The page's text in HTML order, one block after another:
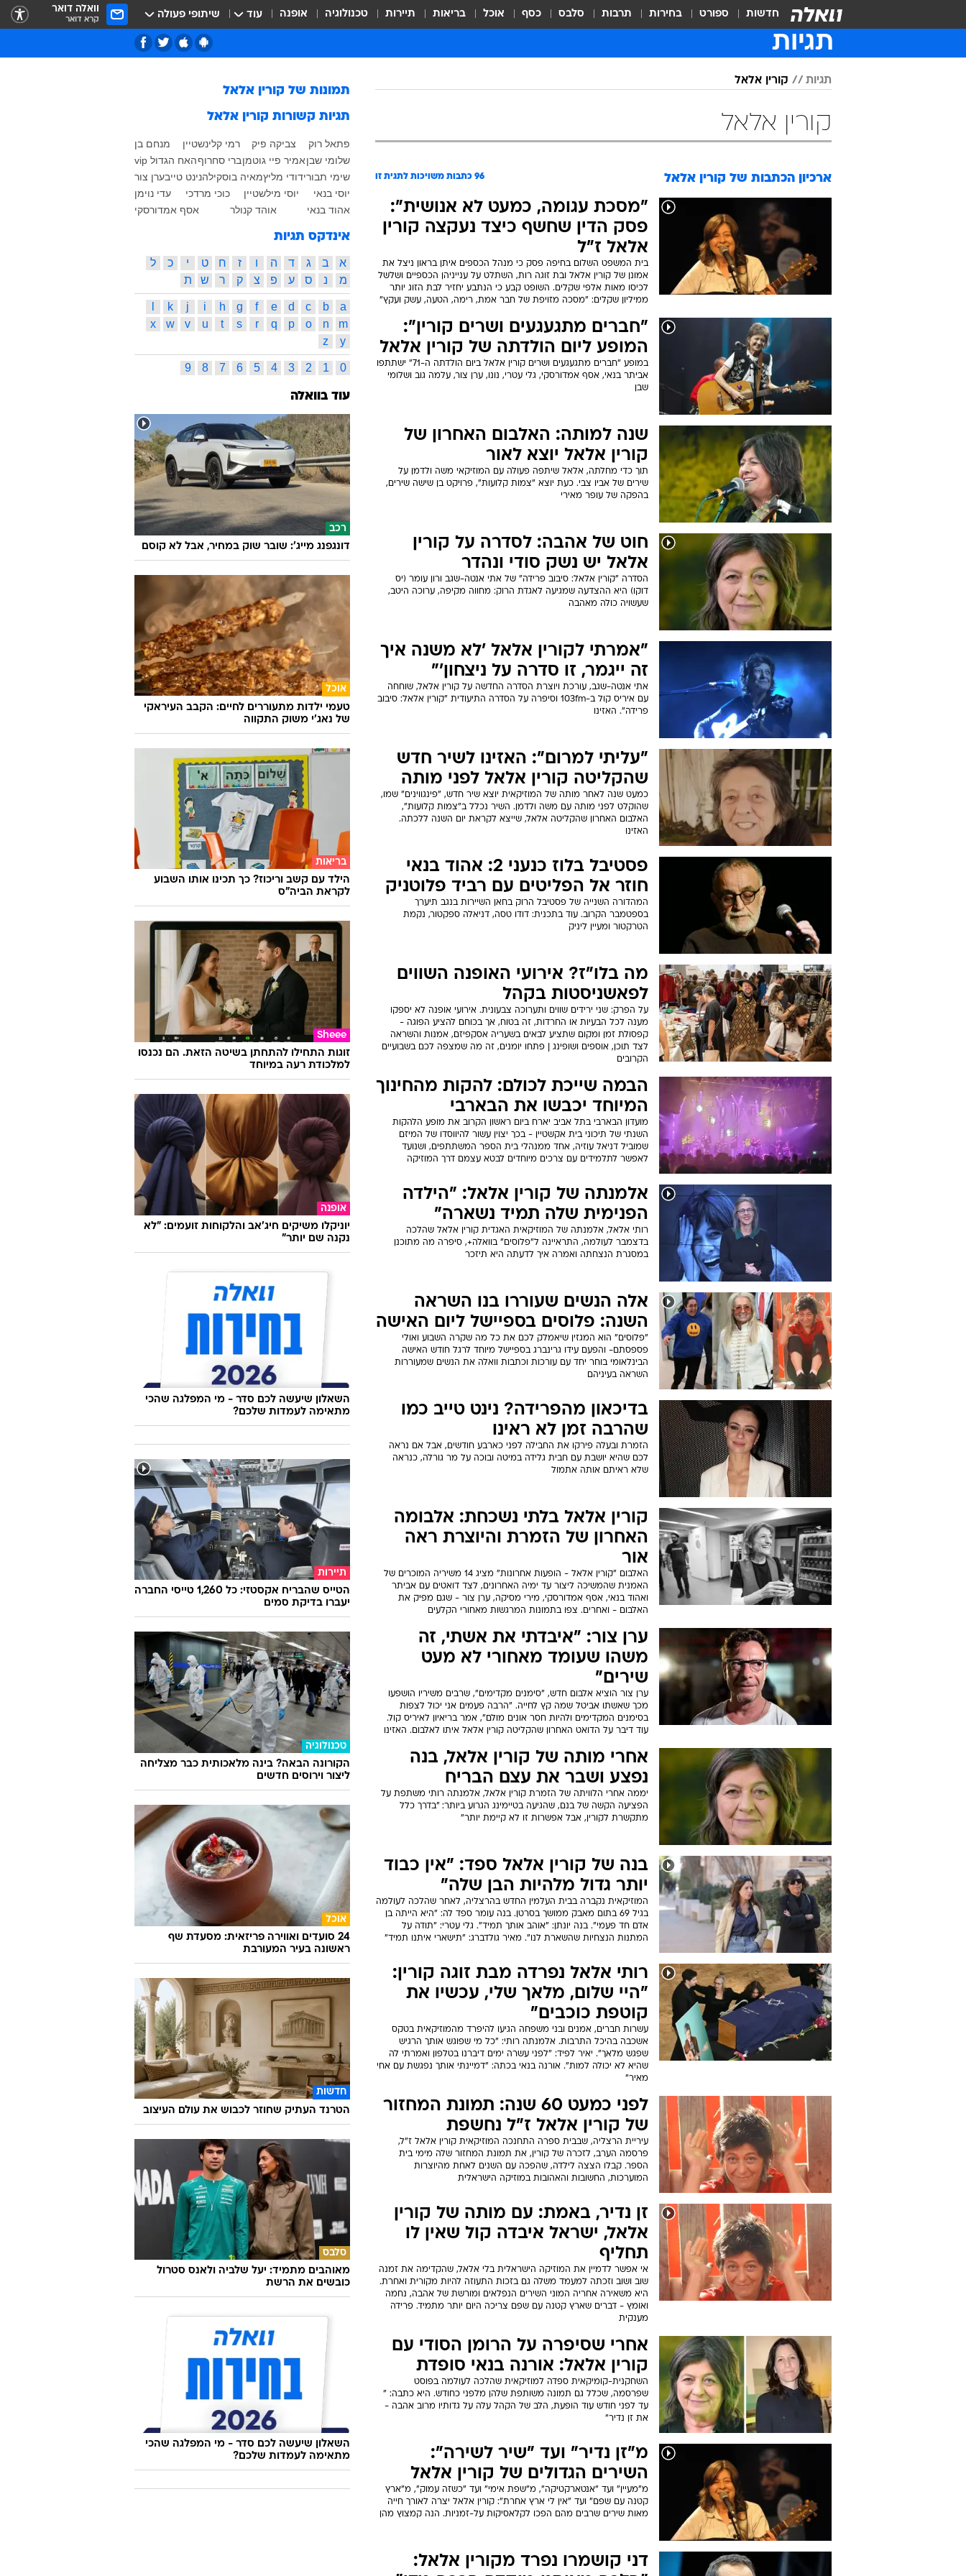
חדשות ספורט בחירות תרבות סלבס כסף אוכל בריאות תיירות טכנולוגיה אופנה עוד שיתופי פעולה וואלה דואר
קרא דואר
תגיות
תגיות קורין אלאל
קורין אלאל
ארכיון הכתבות של קורין אלאל 96 כתבות משויכות לתגית זו
"מסכת עגומה, כמעט לא אנושית":
פסק הדין שחשף כיצד נעקצה קורין
אלאל ז"ל
בית המשפט השלום בחיפה פסק כי מנהל הכספים איתן בראון ניצל את
אמונן של קורין אלאל ובת זוגה רות, השתלט על ענייניהן הכספיים ושלשל
לכיסו מאות אלפי שקלים. השופט קבע כי הנתבע יחזיר לבת הזוג יותר
ממיליון שקלים: "מסכה מזויפת של חבר אמת, רימה, הטעה, עשק ועקץ"
"חברים מתגעגעים ושרים קורין":
המופע ליום הולדתה של קורין אלאל
במופע "חברים מתגעגעים ושרים קורין אלאל ביום הולדתה ה-71" ישתתפו
אביתר בנאי, אסף אמדורסקי, גלי עטרי, נונו, ערן צור, עלמה גוב ושלומי
שבן
שנה למותה: האלבום האחרון של
קורין אלאל יוצא לאור
תוך כדי מחלתה, אלאל שיתפה פעולה עם המוזיקאי משה ולדמן על
שירים של אביו צבי. כעת יוצא "צמות קלועות", פרויקט בן שישה שירים,
בהפקה של עופר מאירי
חוט של אהבה: לסדרה על קורין
אלאל יש נשק סודי ונהדר
הסדרה "קורין אלאל: סיבוב פרידה" של אתי אנטה-שגב ורון עומר (יס
דוקו) היא ההצדעה שמגיעה לאגדת הרוק: מחווה מקיפה, ערוכה היטב,
שעשויה כולה מאהבה
"אמרתי לקורין אלאל 'לא משנה איך
זה ייגמר, זו סדרה על ניצחון'"
אתי אנטה-שגב, עורכת ויוצרת הסדרה החדשה על קורין אלאל, שוחחה
עם איריס קול ב-103fm וסיפרה על הסדרה התיעודית "קורין אלאל: סיבוב
פרידה". האזינו
"עליתי למרום": האזינו לשיר חדש
שהקליטה קורין אלאל לפני מותה
כמעט שנה לאחר מותה של המוזיקאית יוצא שיר חדש, "פינגווינים" שמו,
שהוקלט לפני מותה עם משה ולדמן. השיר נכלל ב"צמות קלועות",
האלבום האחרון שהקליטה אלאל, שייצא לקראת יום השנה ללכתה.
האזינו
פסטיבל בלוז כנעני 2: אהוד בנאי
חוזר אל הפליטים עם רביד פלוטניק
המהדורה השנייה של פסטיבל הרוק בחאן השיירות בנגב תיערך
בספטמבר הקרוב. עוד בתכנית: דודו טסה, דניאלה ספקטור, נקמת
הטרקטור ומעיין ליניק
מה בלו"ז? אירועי האופנה השווים
לפאשניסטות בקהל
על הפרק: שני ירידים שווים ותערוכה צבעונית. אירועי אופנה לא יספקו
מענה לכל הבעיות או החרדות, זה בטוח, אך בכוחם להציע הפוגה -
קפסולת זמן ומקום שתציע לבאים בשעריה אסקפיזם, אמנות והשראה
לצד תוכן, אוספים ושופינג | פתחו יומנים, זה מה שמצפה לכם בשבועיים
הקרובים
הבמה שייכת לכולם: להקות מהחינוך
המיוחד יכבשו את הבארבי
מועדון הבארבי בתל אביב יארח ביום ראשון הקרוב את מופע הלהקות
השנתי של תיכוני בית אקשטיין - בכך יצוין עשור להיווסדו של המיזם
שמוביל דניאל עוזיה, אחד ממנהלי בית הספר המשתתפים, ושנועד
לאפשר לתלמידים עם צרכים מיוחדים לבטא עצמם דרך המוזיקה
אלמנתה של קורין אלאל: "הילדה
הפנימית שלה תמיד נשארה"
רותי אלאל, אלמנתה של המוזיקאית האגדית קורין אלאל שהלכה
בדצמבר לעולמה, התראיינה ל"פלוסים" בוואלה+, סיפרה מה מתוכנן
במסגרת הנצחתה ואמרה איך לדעתה היא תיזכר
אלה הנשים שעוררו בנו השראה
השנה: פלוסים בספיישל ליום האישה
"פלוסים" הוא המגזין שיאמלק לכם את כל מה שקרה השבוע ואולי
פספסתם- והפעם עידו גרינברג בספיישל מיוחד לרגל חודש האישה
הבינלאומי בוחר יחד עם עורכות וכתבות וואלה את הנשים שמעוררות
השראה בעיניהם
בדיכאון מהפרידה? נינט טייב כמו
שהרבה זמן לא ראינו
הזמרת ובעלה פירקו את החבילה לפני כארבע חודשים, אבל אם נראה
לכם שהיא יושבת עם חבית גלידה במיטה ובוכה על מר גורלה, כנראה
שלא ראיתם אותה אתמול
קורין אלאל בלתי נשכחת: אלבומה
האחרון של הזמרת והיוצרת ראה
אור
האלבום "קורין אלאל - הופעות אחרונות" מציג 14 משיריה המוכרים של
האמנית שהמשיכה ליצור עד ימיה האחרונים, לצד דואטים עם אביתר
ואהוד בנאי, אסף אמדורסקי, מירי מסיקה, ערן צור - שגם מפיק את
האלבום - ואחרים. צפו בתמונות המרגשות מאחורי הקלעים
ערן צור: "איבדתי את אשתי, זה
משהו שעומד מאחורי לא מעט
שירים"
ערן צור הוציא אלבום חדש, "סימנים מקדימים", שרבים משיריו הושפעו
מכך שאשתו אביטל שמה קץ לחייה. "הרבה פעמים אני יכול לצפות
בסימנים המקדימים ולהיות חסר אונים מולם", אמר בריאיון לאיריס קול.
עוד דיבר על הדואט האחרון שהקליטה קורין אלאל איתו לאלבום. האזינו
אחרי מותה של קורין אלאל, בנה
נפצע ושבר את עצם הבריח
יממה אחרי הלוויתה של הזמרת קורין אלאל, אלמנתה רותי משתפת על
הפציעה הקשה של בנם, שהגיעה בטיימינג הגרוע ביותר: "בדרך כלל
מתקשרת לקורין, אבל אפשרות זו לא קיימת יותר"
בנה של קורין אלאל ספד: "אין כבוד
יותר גדול מלהיות הבן שלה"
המוזיקאית נקברה בבית העלמין החדש בהרצליה, לאחר שהלכה לעולמה
בגיל 69 בתום מאבק ממושך בסרטן. בנה עומר ספד לה: "היא הייתה בן
אדם חד פעמי". בנה יונתן: "אוהב אותך תמיד". גלי עטרי: "תודה על
המתנות הנצחיות שהשארת לנו". מאיר גולדברג: "תישארי איתנו תמיד"
רותי אלאל נפרדה מבת זוגה קורין:
"היי שלום, מלאך שלי, עכשיו את
קוטפת כוכבים"
עשרות חברים, אמנים ובני משפחה הגיעו להיפרד מהמוזיקאית בטקס
אשכבה בהיכל התרבות. אלמנתה רותי: "כל מי שפוגש אותך הרגיש
שפגש מלאך". יאיר לפיד: "לפני עשרה ימים דיברנו בטלפון ואמרתי לה
שהיא לא יכולה למות". אורנה בנאי בכתה: "דמיינתי אותך נפגשת עם אחי
מאיר"
לפני כמעט 60 שנה: תמונת המחזור
של קורין אלאל ז"ל נחשפת
עיריית הרצליה, שבבית ספרה התחנכה המוזיקאית קורין אלאל ז"ל,
פרסמה הערב, לזכרה של קורין, את תמונת המחזור שלה מימי בית
הספר. קבלו הצצה לילדה, שהפכה עם השנים לאחת מהיוצרות
המוערכות, החשובות והאהובות במוזיקה הישראלית
זן נדיר, באמת: עם מותה של קורין
אלאל, ישראל איבדה קול שאין לו
תחליף
אי אפשר לדמיין את המוזיקה הישראלית בלי אלאל, שהקדימה את זמנה
שוב ושוב וזכתה למעמד משלה גם בזכות התעוזה להיות מקורית ואחרת.
היא משאירה אחריה המוני השירים הנפלאים ומורשת של אהבה, נחמה
ואומץ - דברים שארץ קטנה עם שפם צריכה היום יותר מתמיד. פרידה
מענקית
אחרי שסיפרה על הרומן הסודי עם
קורין אלאל: אורנה בנאי סופדת
השחקנית-קומיקאית ספדה למוזיקאית שהלכה לעולמה בפוסט
שפרסמה, שכלל גם תמונה משותפת שלהן מלפני כחודש. היא כתבה: "
עד לפני חודש עוד הופעת, הלב של הקהל עלה על גדותיו מרוב אהבה -
את זן נדיר"
מ"זן נדיר" ועד "שיר לשירה":
השירים הגדולים של קורין אלאל
מ"מעיין" ועד "אנטארקטיקה", מ"שפת אימי" ועד "כשזה עמוק", מ"ארץ
קטנה עם שפם" ועד "אין לי ארץ אחרת": קורין אלאל יצרה לאורך חייה
מאות שירים שרבים מהם הפכו לקלאסיקות על-זמניות. הנה קמצוץ מהן
דני קושמרו נפרד מקורין אלאל:
תמונות של קורין אלאל
תגיות קשורות קורין אלאל
פתאל רוק צביקה פיק רמי קלינשטיין
מנחם בן
שלומי שבןאמיר פיי גוטמןברי סחרוףהאח הגדול vip
שימי תבורידודי מליץמאיה בוסקילהנינט טייבערן צור
יוסי בנאי
יוסי מילשטיין כוכי מרדכי
עדי נוימן
אהוד בנאי
אוהד קנולר אסף אמדורסקי
אינדקס תגיות
א ב ג ד ה ו ז ח ט י כ
ל
מ
נ ס ע פ צ ק ר ש ת
a
b
c
d
e
f
g
h
i
j
k
m
n
o
p
q
r
s
t
u
v
w
x
y
z
0
1
2
3
4
5
6
7
8
9
עוד בוואלה
רכב
דונגפנג מייג': שובר שוק במחיר, אבל לא קוסם
אוכל
טעמי ילדות מתעוררים לחיים: הקבב העיראקי
של נאג׳י משוק התקווה
בריאות
הילד עם קשב וריכוז? כך תכינו אותו השבוע
לקראת הביה"ס
Sheee
זוגות התחילו להתחתן בשיטה הזאת. הם נכנסו
למלכודת רעה במיוחד
אופנה
יוניקלו משיקים חיג'אב והלקוחות זועמים: "לא
נקנה שם יותר"
השאלון שיעשה לכם סדר - מי המפלגה שהכי
מתאימה לעמדות שלכם?
תיירות
הטייס שהבריח אקסטזי: כל 1,260 טייסי החברה
יעברו בדיקת סמים
טכנולוגיה
הקורונה הבאה? בינה מלאכותית כבר מצליחה
ליצור וירוסים חדשים
אוכל
24 סועדים ואווירה פריזאית: מסעדת שף
ראשונה בעיר המעורבת
חדשות
הטרנד העתיק שחוזר לכבוש את עולם העיצוב
סלבס
מאוהבים מתמיד: יעל שלביה ולאנס סטרול
כובשים את הרשת
השאלון שיעשה לכם סדר - מי המפלגה שהכי
מתאימה לעמדות שלכם?